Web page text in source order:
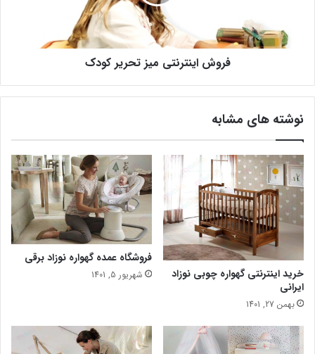
فروش اینترنتی میز تحریر کودک
نوشته های مشابه
خرید اینترنتی گهواره چوبی نوزاد
ایرانی
بهمن 27, 1401
فروشگاه عمده گهواره نوزاد برقی
شهریور 5, 1401